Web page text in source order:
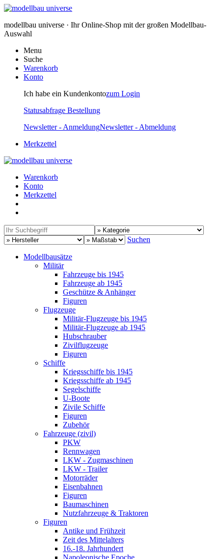
modellbau universe · Ihr Online-Shop mit der großen Modellbau-
Auswahl
Menu
Suche
Warenkorb
Konto
Ich habe ein Kundenkontozum Login
Statusabfrage Bestellung
Newsletter - AnmeldungNewsletter - Abmeldung
Merkzettel
Warenkorb
Konto
Merkzettel
Suchen
Modellbausätze
Militär
Fahrzeuge bis 1945
Fahrzeuge ab 1945
Geschütze & Anhänger
Figuren
Flugzeuge
Militär-Flugzeuge bis 1945
Militär-Flugzeuge ab 1945
Hubschrauber
Zivilflugzeuge
Figuren
Schiffe
Kriegsschiffe bis 1945
Kriegsschiffe ab 1945
Segelschiffe
U-Boote
Zivile Schiffe
Figuren
Zubehör
Fahrzeuge (zivil)
PKW
Rennwagen
LKW - Zugmaschinen
LKW - Trailer
Motorräder
Eisenbahnen
Figuren
Baumaschinen
Nutzfahrzeuge & Traktoren
Figuren
Antike und Frühzeit
Zeit des Mittelalters
16.-18. Jahrhundert
Napoleonische Epoche